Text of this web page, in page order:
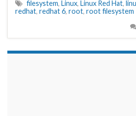
filesystem, Linux, Linux Red Hat,
redhat, redhat 6, root, root filesystem